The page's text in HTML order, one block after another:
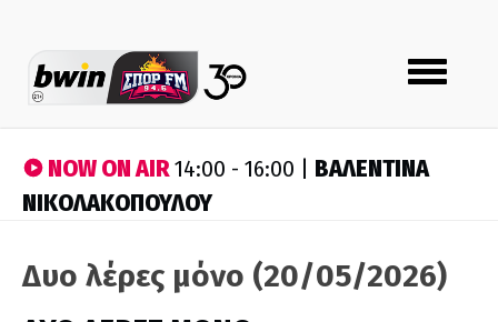
Toggle
navigation
NOW ON AIR14:00 - 16:00 | ΒΑΛΕΝΤΙΝΑ
ΝΙΚΟΛΑΚΟΠΟΥΛΟΥ
Δυο λέρες μόνο (20/05/2026)